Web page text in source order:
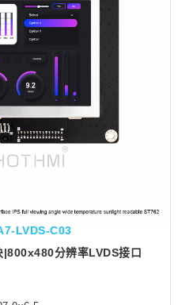
LVDS-C03
分辨率LVDS接口